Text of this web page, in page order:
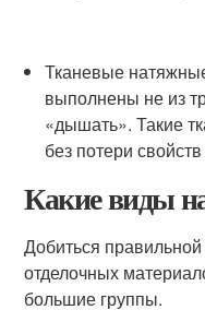
Тканевые
выполнены не из
«дышать». Такие
без потери
Какие виды
Добиться
отделочных
большие группы.